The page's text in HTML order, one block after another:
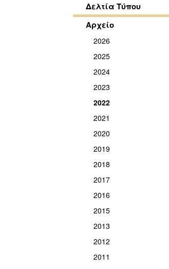
Δελτία Τύπου
Αρχείο
2026
2025
2024
2023
2022
2021
2020
2019
2018
2017
2016
2015
2013
2012
2011